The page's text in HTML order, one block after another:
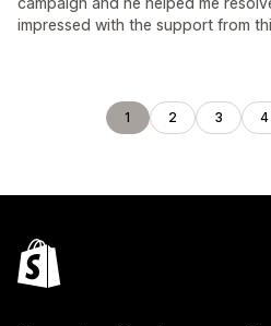
impressed with the support from
1 2 3 4